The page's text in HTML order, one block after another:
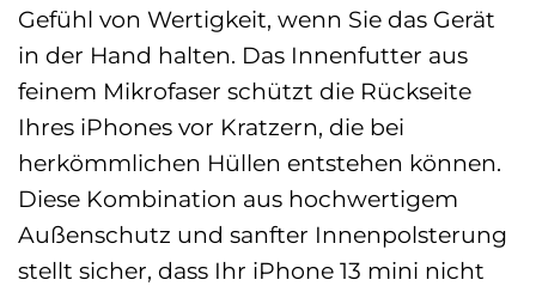
Gefühl von Wertigkeit, wenn Sie das Gerät
in der Hand halten. Das Innenfutter aus
feinem Mikrofaser schützt die Rückseite
Ihres iPhones vor Kratzern, die bei
herkömmlichen Hüllen entstehen können.
Diese Kombination aus hochwertigem
Außenschutz und sanfter Innenpolsterung
stellt sicher, dass Ihr iPhone 13 mini nicht